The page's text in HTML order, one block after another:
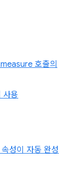
호출의
사용
성이 자동 완성